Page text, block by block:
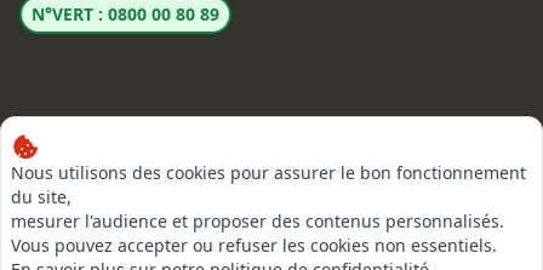
Nous utilisons des cookies pour assurer le bon fonctionnement
du site,
mesurer l'audience et proposer des contenus personnalisés.
Vous pouvez accepter ou refuser les cookies non essentiels.
N°VERT : 0800 00 80 89
Instagram
Facebook